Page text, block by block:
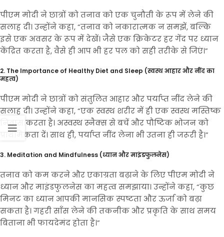
पीएम मोदी ने छात्रों को तनाव को एक चुनौती के रूप में लेने की
सलाह दी। उन्होंने कहा, “तनाव को नकारात्मक न समझें, बल्कि
इसे एक अवसर के रूप में देखें। जैसे एक क्रिकेटर हर गेंद पर ध्यान
केंद्रित करता है, वैसे ही आप भी हर पल को सही तरीके से जिएं।”
2. The Importance of Healthy Diet and Sleep (स्वस्थ आहार और नींद का
महत्व)
पीएम मोदी ने छात्रों को संतुलित आहार और पर्याप्त नींद लेने की
सलाह दी। उन्होंने कहा, “एक स्वस्थ शरीर में ही एक स्वस्थ मस्तिष्क
निवास करता है। अस्वस्थ स्नैक्स से बचें और पौष्टिक भोजन को
प्राथमिकता दें। साथ ही, पर्याप्त नींद लेना भी उतना ही जरूरी है।”
3. Meditation and Mindfulness (ध्यान और माइंडफुलनेस)
तनाव को कम करने और एकाग्रता बढ़ाने के लिए पीएम मोदी ने
ध्यान और माइंडफुलनेस का महत्व समझाया। उन्होंने कहा, “कुछ
मिनट का ध्यान आपकी मानसिक स्पष्टता और ऊर्जा को बढ़ा
सकता है। गहरी साँस लेने की तकनीक और प्रकृति के साथ समय
बिताना भी फायदेमंद होता है।”